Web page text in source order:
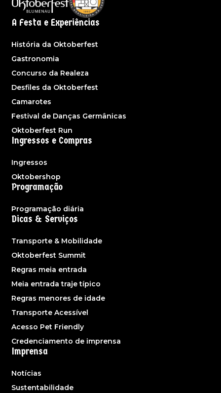
A Festa e Experiências
História da Oktoberfest
Gastronomia
Concurso da Realeza
Desfiles da Oktoberfest
Camarotes
Festival de Danças Germânicas
Oktoberfest Run
Ingressos e Compras
Ingressos
Oktobershop
Programação
Programação diária
Dicas & Serviços
Transporte & Mobilidade
Oktoberfest Summit
Regras meia entrada
Meia entrada traje típico
Regras menores de idade
Transporte Acessível
Acesso Pet Friendly
Credenciamento de imprensa
Imprensa
Notícias
Sustentabilidade